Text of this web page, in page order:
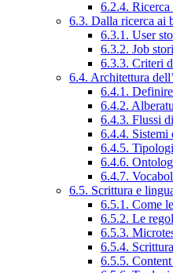
6.2.4.
6.3. Dalla ricerca ai
6.3.1. User
6.3.2. Job
6.3.3. Criteri
6.4. Architettura
6.4.1.
6.4.2.
6.4.3. Flussi
6.4.4. Sistemi
6.4.5.
6.4.6.
6.4.7.
6.5. Scrittura e
6.5.1. Come
6.5.2. Le
6.5.3.
6.5.4.
6.5.5.